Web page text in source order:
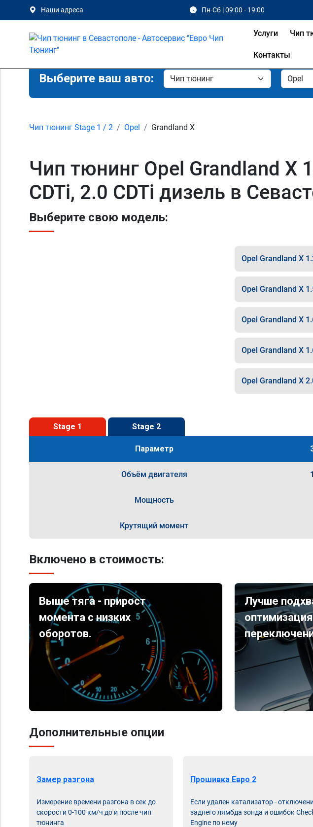
Наши адреса Пн-Сб | 09:00 - 19:00
Услуги Чип
Контакты
Выберите ваш авто:
Чип тюнинг Stage 1 / 2 Opel Grandland X
Чип тюнинг Opel Grandland X
CDTi, 2.0 CDTi дизель в
Выберите свою модель:
Opel Grandland X
Opel Grandland X
Opel Grandland X
Opel Grandland X
Opel Grandland X
Stage 1 Stage 2
Параметр
Объём двигателя
Мощность
Крутящий момент
Включено в стоимость:
Выше тяга - прирост
момента с низких
оборотов.
Лучше
оптимизация
Дополнительные опции
Замер разгона
Измерение времени разгона в сек до
скорости 0-100 км/ч до и после чип
тюнинга
Прошивка Евро 2
Если удален катализатор -
заднего лямбда зонда и ошибок
Engine по нему